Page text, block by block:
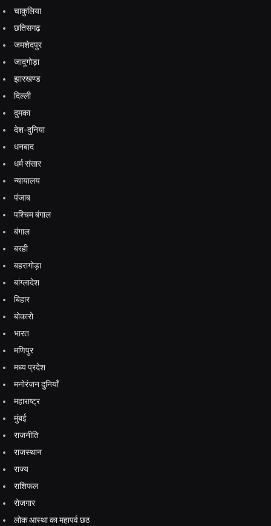
चाकुलिया
छतिसगढ़
जमशेदपुर
जादूगोड़ा
झारखण्ड
दिल्ली
दुमका
देश-दुनिया
धनबाद
धर्म संसार
न्यायालय
पंजाब
पश्चिम बंगाल
बंगाल
बरही
बहरागोड़ा
बांग्लादेश
बिहार
बोकारो
भारत
मणिपुर
मध्य प्रदेश
मनोरंजन दुनियाँ
महाराष्ट्र
मुंबई
राजनीति
राजस्थान
राज्य
राशिफल
रोजगार
लोक आस्था का महापर्व छठ